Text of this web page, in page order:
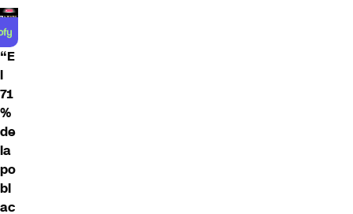
“E
l
71
%
de
la
po
bl
ac